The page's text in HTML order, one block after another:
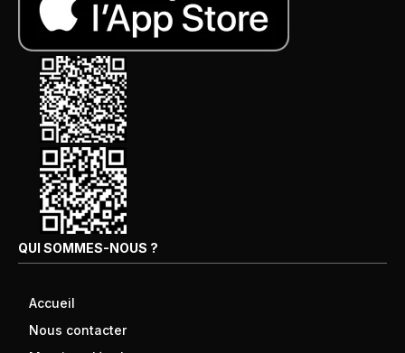
QUI SOMMES-NOUS ?
Accueil
Nous contacter